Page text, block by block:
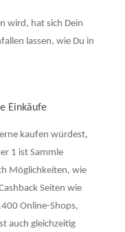
wird, hat sich Dein
lassen, wie Du in
Einkäufe
kaufen würdest,
1 ist Sammle
Möglichkeiten, wie
Seiten wie
Online-Shops,
auch gleichzeitig